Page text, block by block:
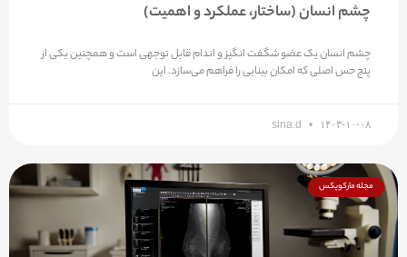
چشم انسان (ساختار، عملکرد و اهمیت)
چشم انسان یک عضو شگفت انگیز و اندام قابل توجهی است و همچنین یکی از
پنج حس اصلی که امکان بینایی را فراهم می‌سازد. این
sina.d ۱۴۰۳-۱۰-۰۸
مجله مارکوپکس